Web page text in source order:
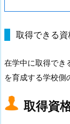
取得できる資
在学中に取得でき
を育成する学校側
取得資